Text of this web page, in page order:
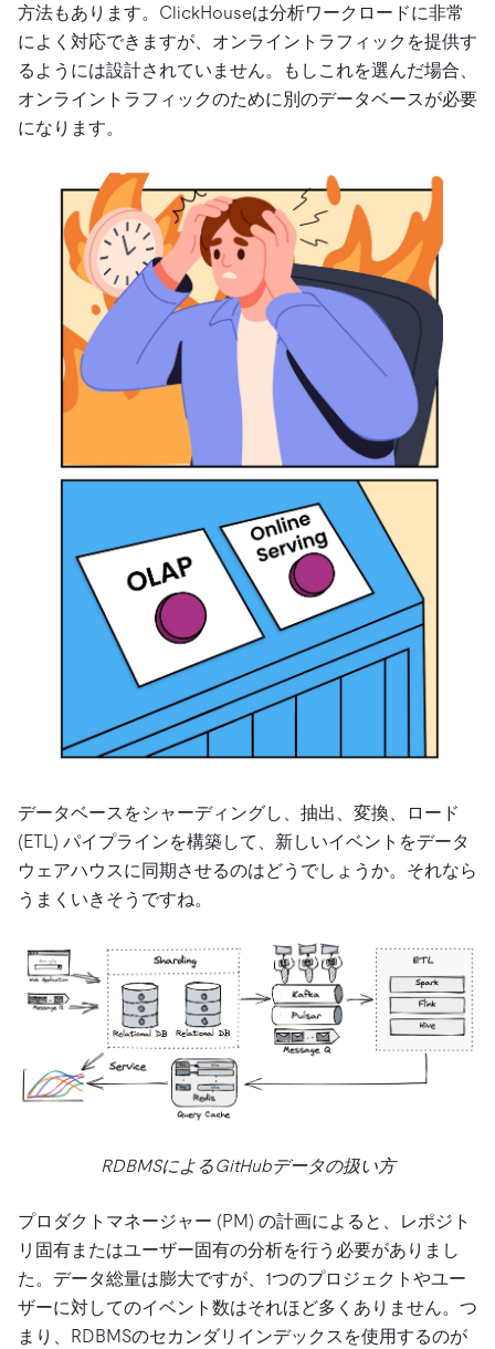
方法もあります。ClickHouseは分析ワークロードに非常
によく対応できますが、オンライントラフィックを提供す
るようには設計されていません。もしこれを選んだ場合、
オンライントラフィックのために別のデータベースが必要
になります。
データベースをシャーディングし、抽出、変換、ロード
(ETL) パイプラインを構築して、新しいイベントをデータ
ウェアハウスに同期させるのはどうでしょうか。それなら
うまくいきそうですね。
RDBMSによるGitHubデータの扱い方
プロダクトマネージャー (PM) の計画によると、レポジト
リ固有またはユーザー固有の分析を行う必要がありまし
た。データ総量は膨大ですが、1つのプロジェクトやユー
ザーに対してのイベント数はそれほど多くありません。つ
まり、RDBMSのセカンダリインデックスを使用するのが